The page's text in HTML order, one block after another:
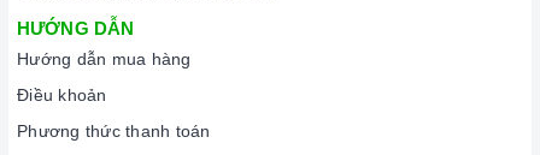
HƯỚNG DẪN
Hướng dẫn mua hàng
Điều khoản
Phương thức thanh toán